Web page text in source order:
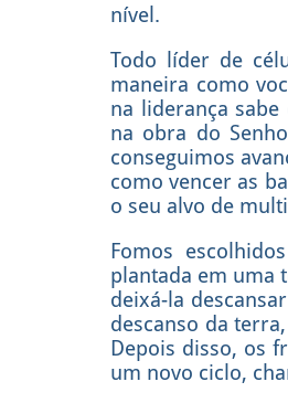
nível.
Todo líder de
maneira como
na liderança
na obra do
conseguimos
como vencer as
o seu alvo de
Fomos
plantada em uma
deixá-la
descanso da
Depois disso, os
um novo ciclo,